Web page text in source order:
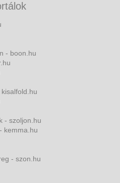
- boon.hu
- szoljon.hu
kemma.hu
- szon.hu